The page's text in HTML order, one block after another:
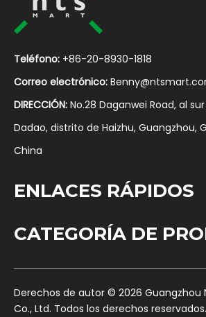
Teléfono: +86-20-8930-1818
Correo electrónico:
DIRECCIÓN: No.28 Daganwei Road, al
Dadao, distrito de Haizhu, Guangzhou,
China
ENLACES RÁPIDOS
CATEGORÍA DE
​Derechos de autor © 2026 Guangzhou
Co., Ltd. Todos los derechos reservados.